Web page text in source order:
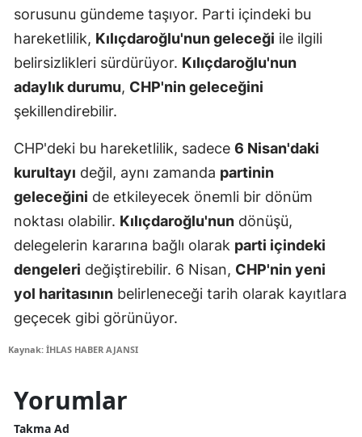
sorusunu gündeme taşıyor. Parti içindeki bu
hareketlilik, Kılıçdaroğlu'nun geleceği ile ilgili
belirsizlikleri sürdürüyor. Kılıçdaroğlu'nun
adaylık durumu, CHP'nin geleceğini
şekillendirebilir.
CHP'deki bu hareketlilik, sadece 6 Nisan'daki
kurultayı değil, aynı zamanda partinin
geleceğini de etkileyecek önemli bir dönüm
noktası olabilir. Kılıçdaroğlu'nun dönüşü,
delegelerin kararına bağlı olarak parti içindeki
dengeleri değiştirebilir. 6 Nisan, CHP'nin yeni
yol haritasının belirleneceği tarih olarak kayıtlara
geçecek gibi görünüyor.
Kaynak: İHLAS HABER AJANSI
Yorumlar
Takma Ad